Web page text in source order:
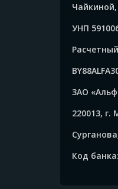
УНП
ЗАО
220013, г.
Код банка: